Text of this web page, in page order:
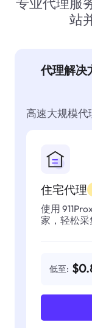
站
代理解决
高速大规模代
住宅代理
使用
家，轻松采
低至: